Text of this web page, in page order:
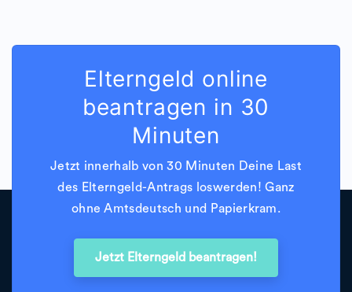
Elterngeld online
beantragen in 30
Minuten
Jetzt innerhalb von 30 Minuten Deine Last
des Elterngeld-Antrags loswerden! Ganz
ohne Amtsdeutsch und Papierkram.
Jetzt Elterngeld beantragen!